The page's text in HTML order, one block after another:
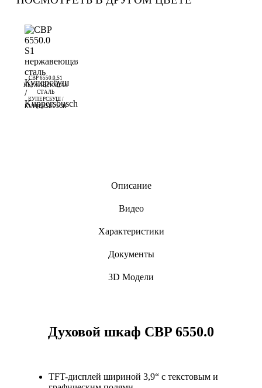
CBP 6550.0 S1
НЕРЖАВЕЮЩАЯ
СТАЛЬ
КУПЕРСБУШ /
KUPPERSBUSCH
Описание
Видео
Характеристики
Документы
3D Модели
Духовой шкаф CBP 6550.0
TFT-дисплей шириной 3,9“ с текстовым и